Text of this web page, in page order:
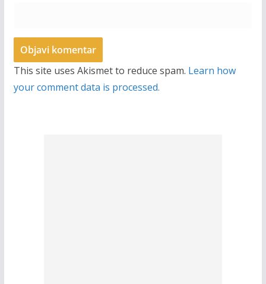
This site uses Akismet to reduce spam. Learn how
your comment data is processed.